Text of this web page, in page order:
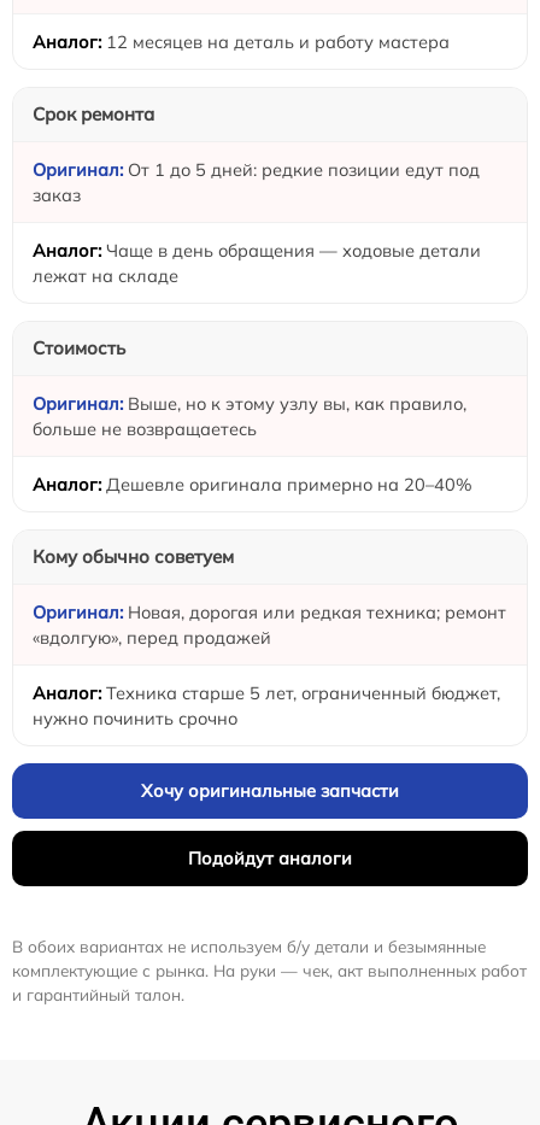
12 месяцев на деталь и работу мастера
Срок ремонта
От 1 до 5 дней: редкие позиции едут под
заказ
Чаще в день обращения — ходовые детали
лежат на складе
Стоимость
Выше, но к этому узлу вы, как правило,
больше не возвращаетесь
Дешевле оригинала примерно на 20–40%
Кому обычно советуем
Новая, дорогая или редкая техника; ремонт
«вдолгую», перед продажей
Техника старше 5 лет, ограниченный бюджет,
нужно починить срочно
Хочу оригинальные запчасти
Подойдут аналоги
В обоих вариантах не используем б/у детали и безымянные
комплектующие с рынка. На руки — чек, акт выполненных работ
и гарантийный талон.